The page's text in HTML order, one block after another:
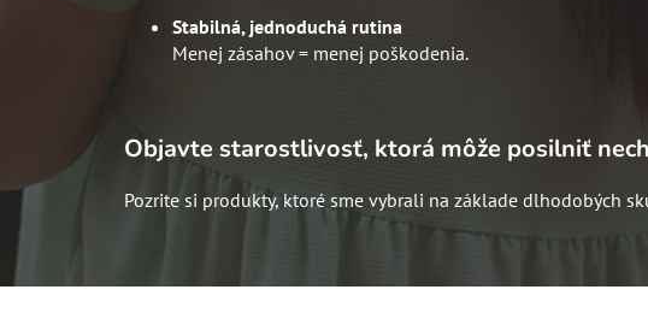
Stabilná, jednoduchá rutina
Menej zásahov = menej poškodenia.
Objavte starostlivosť, ktorá môže posilniť
Pozrite si produkty, ktoré sme vybrali na základe dlhodobých